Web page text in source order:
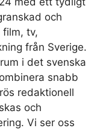
och
film, tv,
från Sverige.
i det svenska
snabb
redaktionell
och
Vi ser oss